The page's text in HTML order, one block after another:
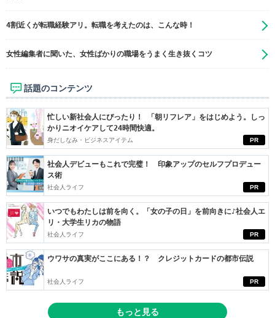
4割近くが転職経験アリ。転職を考えたのは、こんな時！
女性編集者に聞いた、女性ばかりの職場をうまく生き抜くコツ
話題のコンテンツ
PR
忙しい新社会人にぴったり！ 「朝リフレア」をはじめよう。しっ
かりニオイケアして24時間快適。
身だしなみ・ビジネスアイテム
PR
社会人デビューもこれで完璧！ 印象アップのセルフプロデュー
ス術
社会人ライフ
PR
いつでもわたしは前を向く。「女の子の日」を前向きに♪社会人エ
リ・大学生リカの物語
社会人ライフ
PR
ウワサの真実がここにある！？ クレジットカードの都市伝説
社会人ライフ
もっと見る